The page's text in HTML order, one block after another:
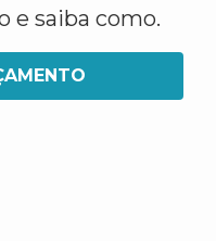
e saiba como.